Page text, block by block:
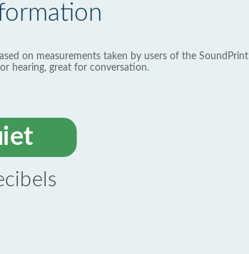
on measurements taken by users of the SoundPrint
hearing, great for conversation.